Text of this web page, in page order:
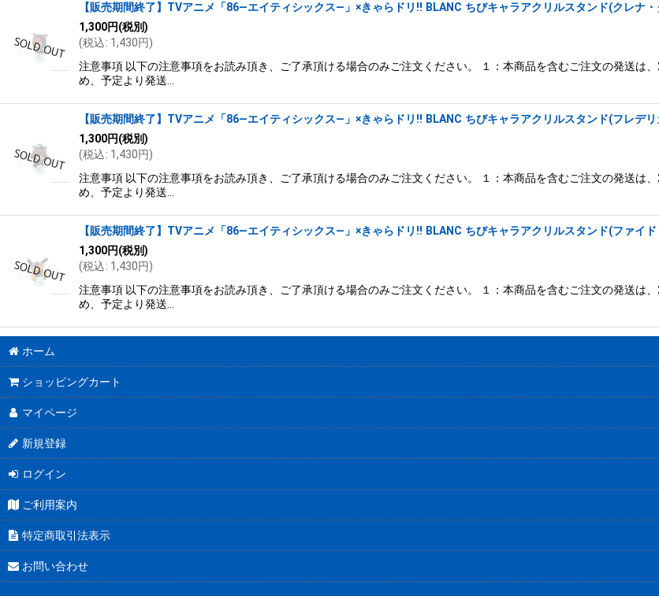
【販売期間終了】TVアニメ「86―エイティシックス―」×きゃらドリ!! BLANC ちびキャラアクリルスタンド(クレナ
1,300円(税別)
(税込: 1,430円)
注意事項 以下の注意事項をお読み頂き、ご了承頂ける場合のみご注文ください。 １：本商品を含むご注文の発送は
め、予定より発送…
【販売期間終了】TVアニメ「86―エイティシックス―」×きゃらドリ!! BLANC ちびキャラアクリルスタンド(フレデ
1,300円(税別)
(税込: 1,430円)
注意事項 以下の注意事項をお読み頂き、ご了承頂ける場合のみご注文ください。 １：本商品を含むご注文の発送は
め、予定より発送…
【販売期間終了】TVアニメ「86―エイティシックス―」×きゃらドリ!! BLANC ちびキャラアクリルスタンド(ファイ
1,300円(税別)
(税込: 1,430円)
注意事項 以下の注意事項をお読み頂き、ご了承頂ける場合のみご注文ください。 １：本商品を含むご注文の発送は
め、予定より発送…
ホーム
ショッピングカート
マイページ
新規登録
ログイン
ご利用案内
特定商取引法表示
お問い合わせ